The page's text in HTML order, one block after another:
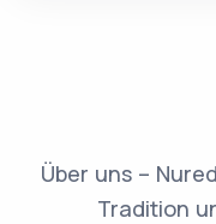
Über uns –
Tradition